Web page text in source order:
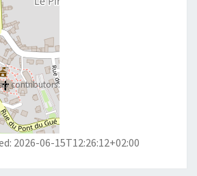
contributors
2026-06-15T12:26:12+02:00